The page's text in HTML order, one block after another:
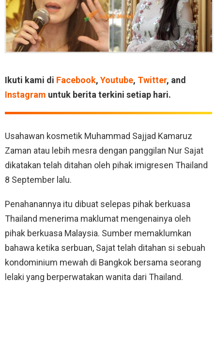
Ikuti kami di Facebook, Youtube, Twitter, and
Instagram untuk berita terkini setiap hari.
Usahawan kosmetik Muhammad Sajjad Kamaruz
Zaman atau lebih mesra dengan panggilan Nur Sajat
dikatakan telah ditahan oleh pihak imigresen Thailand
8 September lalu.
Penahanannya itu dibuat selepas pihak berkuasa
Thailand menerima maklumat mengenainya oleh
pihak berkuasa Malaysia. Sumber memaklumkan
bahawa ketika serbuan, Sajat telah ditahan si sebuah
kondominium mewah di Bangkok bersama seorang
lelaki yang berperwatakan wanita dari Thailand.